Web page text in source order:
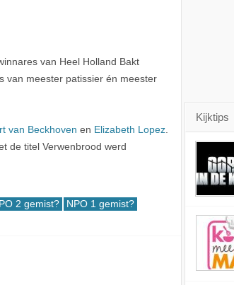
van Heel Holland Bakt
van meester patissier én meester
van Beckhoven en Elizabeth Lopez
de titel Verwenbrood werd
2 gemist? NPO 1 gemist?
Kijktips